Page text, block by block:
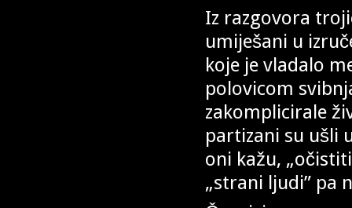
Iz razgovora
umiješani u
koje je vladalo
polovicom
zakomplicirale
partizani su ušli
oni kažu,
„strani ljudi” pa